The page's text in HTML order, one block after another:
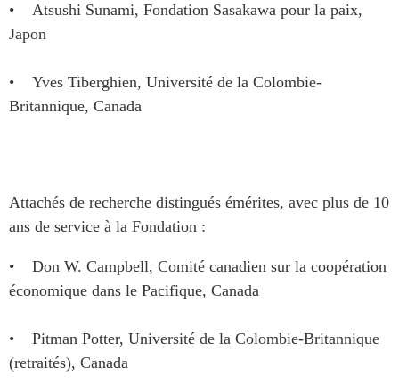
• Atsushi Sunami, Fondation Sasakawa pour la paix,
Japon
• Yves Tiberghien, Université de la Colombie-
Britannique, Canada
Attachés de recherche distingués émérites, avec plus de 10
ans de service à la Fondation :
• Don W. Campbell, Comité canadien sur la coopération
économique dans le Pacifique, Canada
• Pitman Potter, Université de la Colombie-Britannique
(retraités), Canada